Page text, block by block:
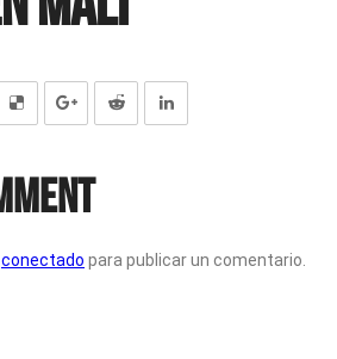
conectado para publicar un comentario.